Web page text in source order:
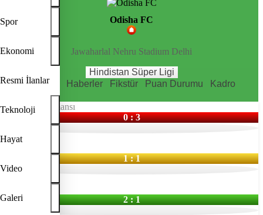
Spor
Ekonomi
Resmi İlanlar
Teknoloji
Hayat
Video
Galeri
Odisha FC
Jawaharlal Nehru Stadium Delhi
Hindistan Süper Ligi
Özet Bilgiler
Haberler Fikstür Puan Durumu
Kadro
İstatistikler
Takım Performansı
0 : 3
EBC
1 : 1
2 : 1